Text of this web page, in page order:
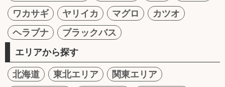
ワカサギ
ヤリイカ マグロ
カツオ
ヘラブナ
ブラックバス
エリアから探す
北海道 東北エリア
関東エリア